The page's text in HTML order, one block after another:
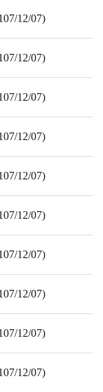
12/07)
12/07)
12/07)
12/07)
12/07)
12/07)
12/07)
12/07)
12/07)
12/07)